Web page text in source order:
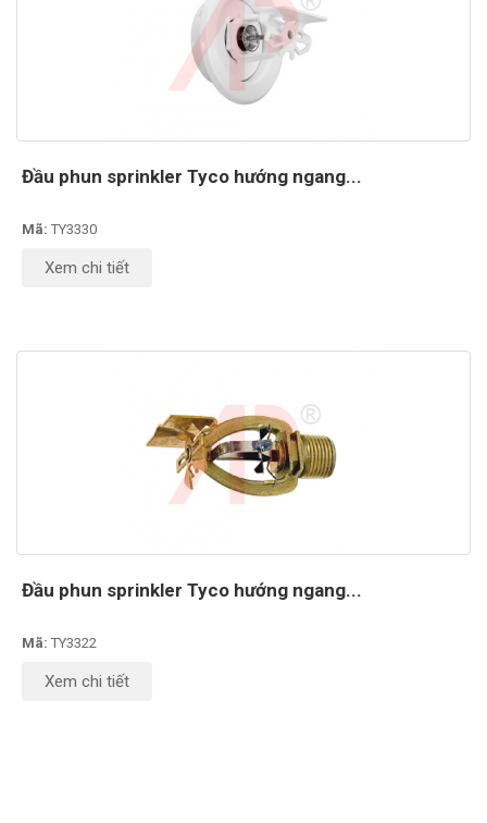
Đầu phun sprinkler Tyco hướng ngang...
Mã: TY3330
Xem chi tiết
Đầu phun sprinkler Tyco hướng ngang...
Mã: TY3322
Xem chi tiết